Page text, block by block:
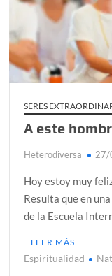
SERES
A este
Heterodiversa 27/
Hoy estoy muy
Resulta que en
de la Escuela
LEER MÁS
Espiritualidad